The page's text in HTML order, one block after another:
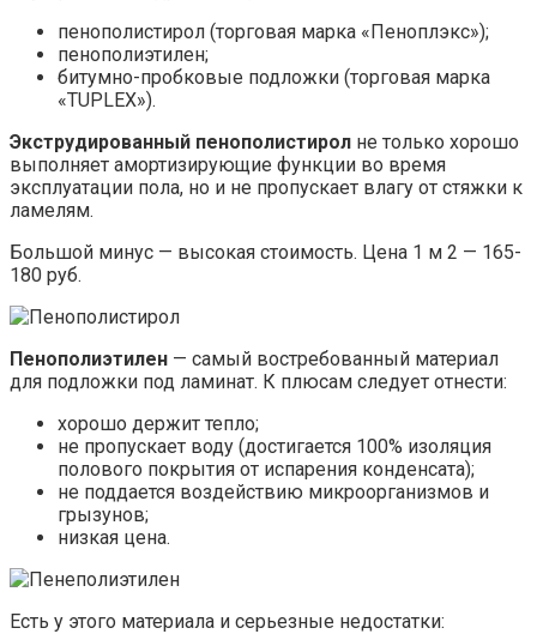
пенополистирол (торговая марка «Пеноплэкс»);
пенополиэтилен;
битумно-пробковые подложки (торговая марка
«TUPLEX»).
Экструдированный пенополистирол не только хорошо
выполняет амортизирующие функции во время
эксплуатации пола, но и не пропускает влагу от стяжки к
ламелям.
Большой минус — высокая стоимость. Цена 1 м 2 — 165-
180 руб.
Пенополиэтилен — самый востребованный материал
для подложки под ламинат. К плюсам следует отнести:
хорошо держит тепло;
не пропускает воду (достигается 100% изоляция
полового покрытия от испарения конденсата);
не поддается воздействию микроорганизмов и
грызунов;
низкая цена.
Есть у этого материала и серьезные недостатки: